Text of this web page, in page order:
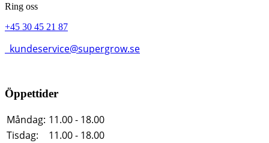
Ring oss
+45 30 45 21 87
kundeservice@supergrow.se
Öppettider
Måndag: 11.00 - 18.00
Tisdag:
11.00 - 18.00